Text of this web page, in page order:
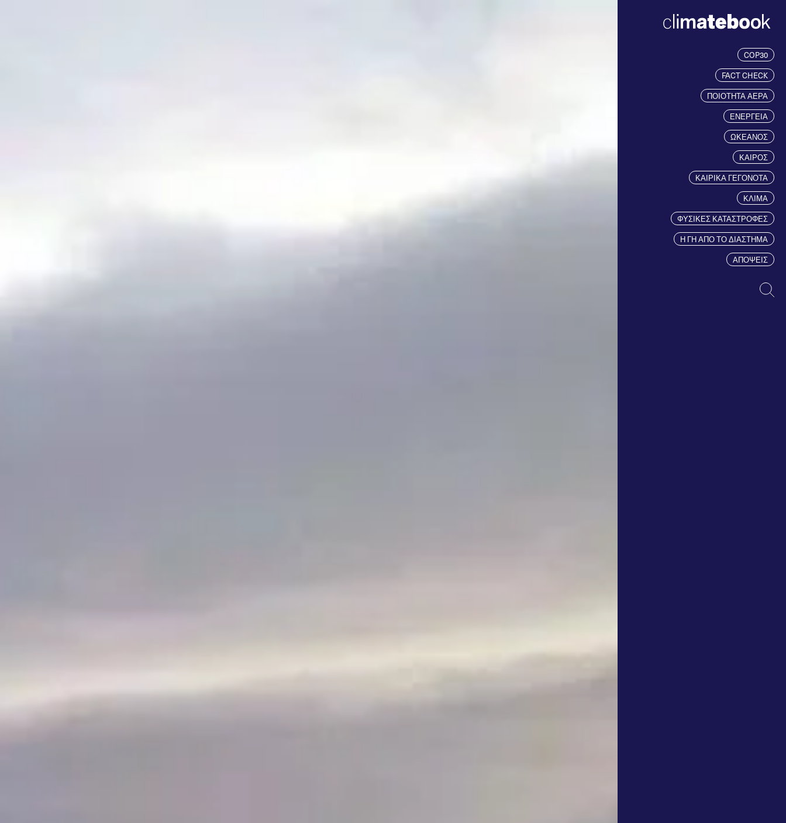
COP30
FACT CHECK
ΠΟΙΟΤΗΤΑ ΑΕΡΑ
ΕΝΕΡΓΕΙΑ
ΩΚΕΑΝΟΣ
ΚΑΙΡΟΣ
ΚΑΙΡΙΚΑ ΓΕΓΟΝΟΤΑ
ΚΛΙΜΑ
ΦΥΣΙΚΕΣ ΚΑΤΑΣΤΡΟΦΕΣ
Η ΓΗ ΑΠΟ ΤΟ ΔΙΑΣΤΗΜΑ
ΑΠΟΨΕΙΣ